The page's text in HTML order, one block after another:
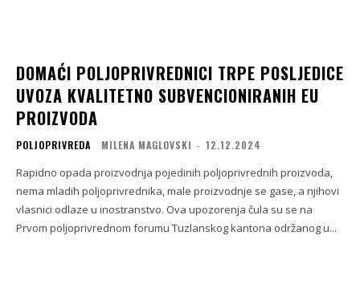
DOMAĆI POLJOPRIVREDNICI TRPE POSLJEDICE
UVOZA KVALITETNO SUBVENCIONIRANIH EU
PROIZVODA
POLJOPRIVREDA MILENA MAGLOVSKI - 12.12.2024
Rapidno opada proizvodnja pojedinih poljoprivrednih proizvoda,
nema mladih poljoprivrednika, male proizvodnje se gase, a njihovi
vlasnici odlaze u inostranstvo. Ova upozorenja čula su se na
Prvom poljoprivrednom forumu Tuzlanskog kantona održanog u...